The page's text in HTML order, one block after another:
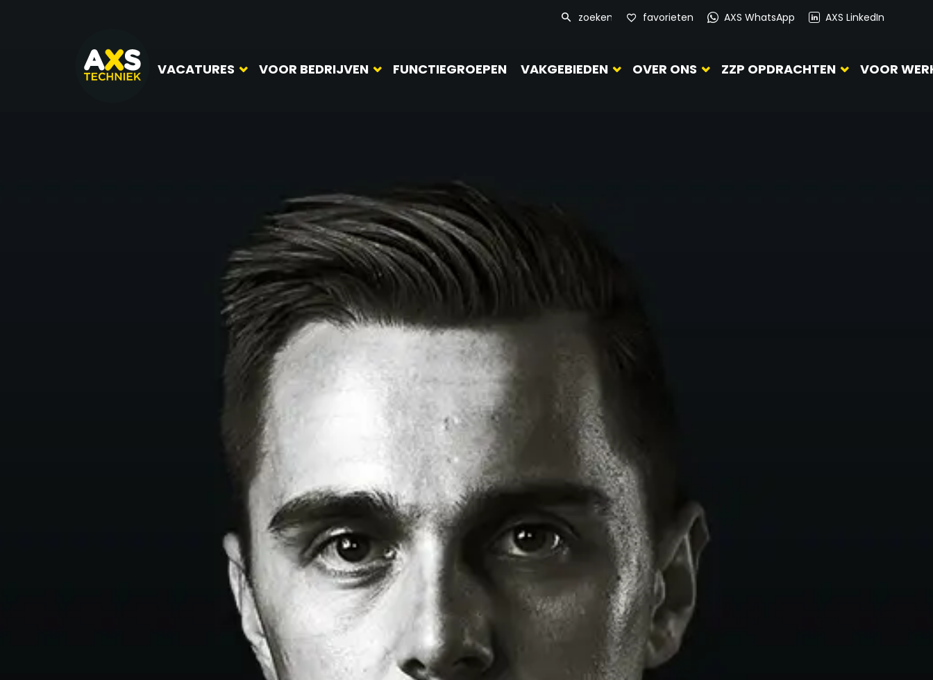
favorieten AXS WhatsApp AXS LinkedIn
VACATURES VOOR BEDRIJVEN FUNCTIEGROEPEN VAKGEBIEDEN OVER ONS ZZP OPDRACHTEN VOOR